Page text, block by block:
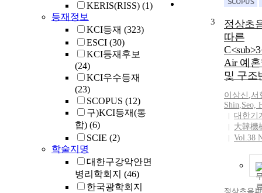
KERIS(RISS) (1)
등재정보
KCI등재 (323)
ESCI (30)
KCI등재후보
(24)
KCI우수등재
(23)
SCOPUS (12)
구)KCI등재(통
합) (6)
SCIE (2)
학술지명
대한구강악안면
병리학회지 (46)
한국광학회지
3
정상초
따른
Air 예
및 구조
이상신 ,서
Shin,Seo,
대한기
大韓機
Vol.38
정상초음